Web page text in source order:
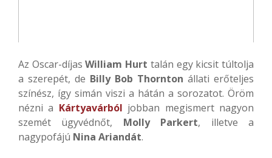
Az Oscar-díjasWilliam Hurt talán egy kicsit túltolja
a szerepét, de Billy Bob Thornton állati erőteljes
színész, így simán viszi a hátán a sorozatot. Öröm
nézni a Kártyavárból jobban megismert nagyon
szemét ügyvédnőt, Molly Parkert, illetve a
nagypofájú Nina Ariandát.